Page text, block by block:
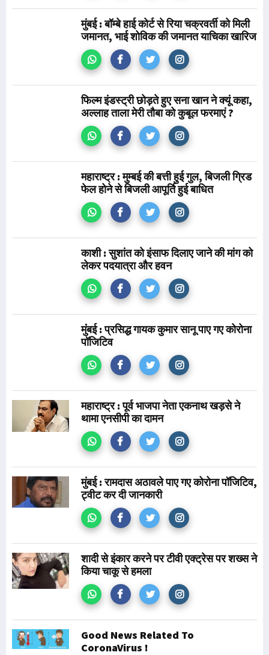
मुंबई : बॉम्बे हाई कोर्ट से रिया चक्रवर्ती को मिली
जमानत, भाई शोविक की जमानत याचिका खारिज
फिल्म इंडस्ट्री छोड़ते हुए सना खान ने क्यूं कहा,
अल्लाह ताला मेरी तौबा को कुबूल फरमाएं ?
महाराष्ट्र : मुम्बई की बत्ती हुई गुल, बिजली ग्रिड
फेल होने से बिजली आपूर्ति हुई बाधित
काशी : सुशांत को इंसाफ दिलाए जाने की मांग को
लेकर पदयात्रा और हवन
मुंंबई : प्रसिद्ध गायक कुमार सानू पाए गए कोरोना
पॉजिटिव
महाराष्ट्र : पूर्व भाजपा नेता एकनाथ खड़से ने
थामा एनसीपी का दामन
मुंबई : रामदास अठावले पाए गए कोरोना पॉजिटिव,
ट्वीट कर दी जानकारी
शादी से इंकार करने पर टीवी एक्ट्रेस पर शख्स ने
किया चाकू से हमला
Good News Related To
CoronaVirus !